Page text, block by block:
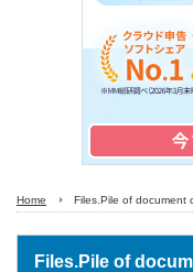
Home Files.Pile of document
Files.Pile of